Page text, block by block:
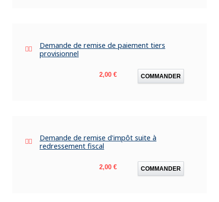
Demande de remise de paiement tiers
provisionnel
Prix
2,00 € COMMANDER
Demande de remise d'impôt suite à
redressement fiscal
Prix
2,00 € COMMANDER